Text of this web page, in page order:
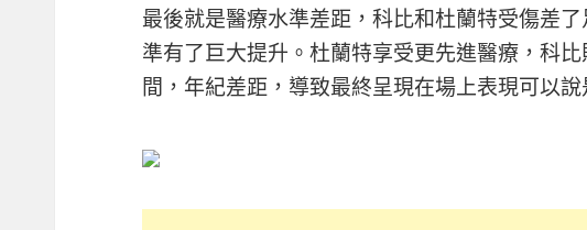
最後就是醫療水準差距，科比和杜蘭特受傷差
準有了巨大提升。杜蘭特享受更先進醫療，科
間，年紀差距，導致最終呈現在場上表現可以說